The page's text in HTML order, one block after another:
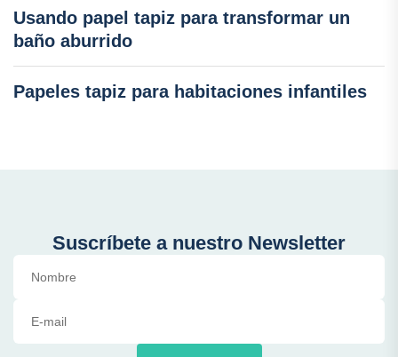
Usando papel tapiz para transformar un
baño aburrido
Papeles tapiz para habitaciones infantiles
Suscríbete a nuestro Newsletter